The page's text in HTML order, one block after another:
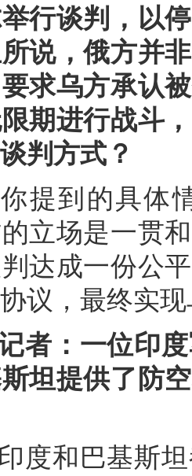
行谈判，以
说，俄方并
求乌方承认
期进行战斗
判方式？
提到的具体
的立场是一贯
达成一份公
议，最终实
者：一位印
坦提供了防
度和巴基斯